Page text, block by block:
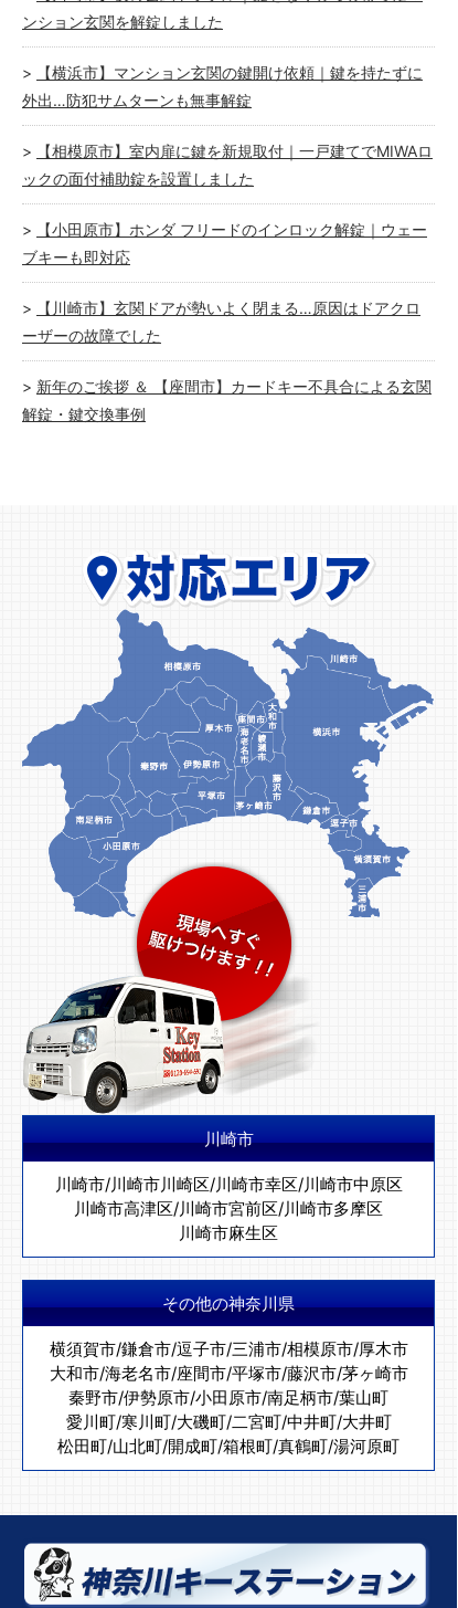
ンション玄関を解錠しました
【横浜市】マンション玄関の鍵開け依頼｜鍵を持たずに
外出…防犯サムターンも無事解錠
【相模原市】室内扉に鍵を新規取付｜一戸建てでMIWAロ
ックの面付補助錠を設置しました
【小田原市】ホンダ フリードのインロック解錠｜ウェー
ブキーも即対応
【川崎市】玄関ドアが勢いよく閉まる…原因はドアクロ
ーザーの故障でした
新年のご挨拶 ＆ 【座間市】カードキー不具合による玄関
解錠・鍵交換事例
川崎市
川崎市/川崎市川崎区/川崎市幸区/川崎市中原区
川崎市高津区/川崎市宮前区/川崎市多摩区
川崎市麻生区
その他の神奈川県
横須賀市/鎌倉市/逗子市/三浦市/相模原市/厚木市
大和市/海老名市/座間市/平塚市/藤沢市/茅ヶ崎市
秦野市/伊勢原市/小田原市/南足柄市/葉山町
愛川町/寒川町/大磯町/二宮町/中井町/大井町
松田町/山北町/開成町/箱根町/真鶴町/湯河原町